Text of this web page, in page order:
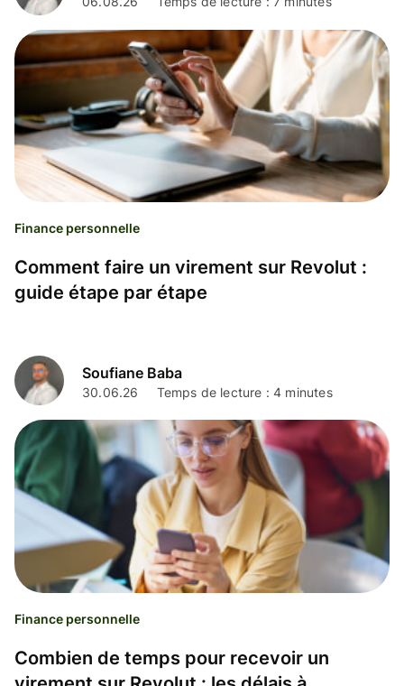
Finance personnelle
Comment faire un virement sur Revolut :
guide étape par étape
Soufiane Baba
30.06.26 Temps de lecture : 4 minutes
Finance personnelle
Combien de temps pour recevoir un